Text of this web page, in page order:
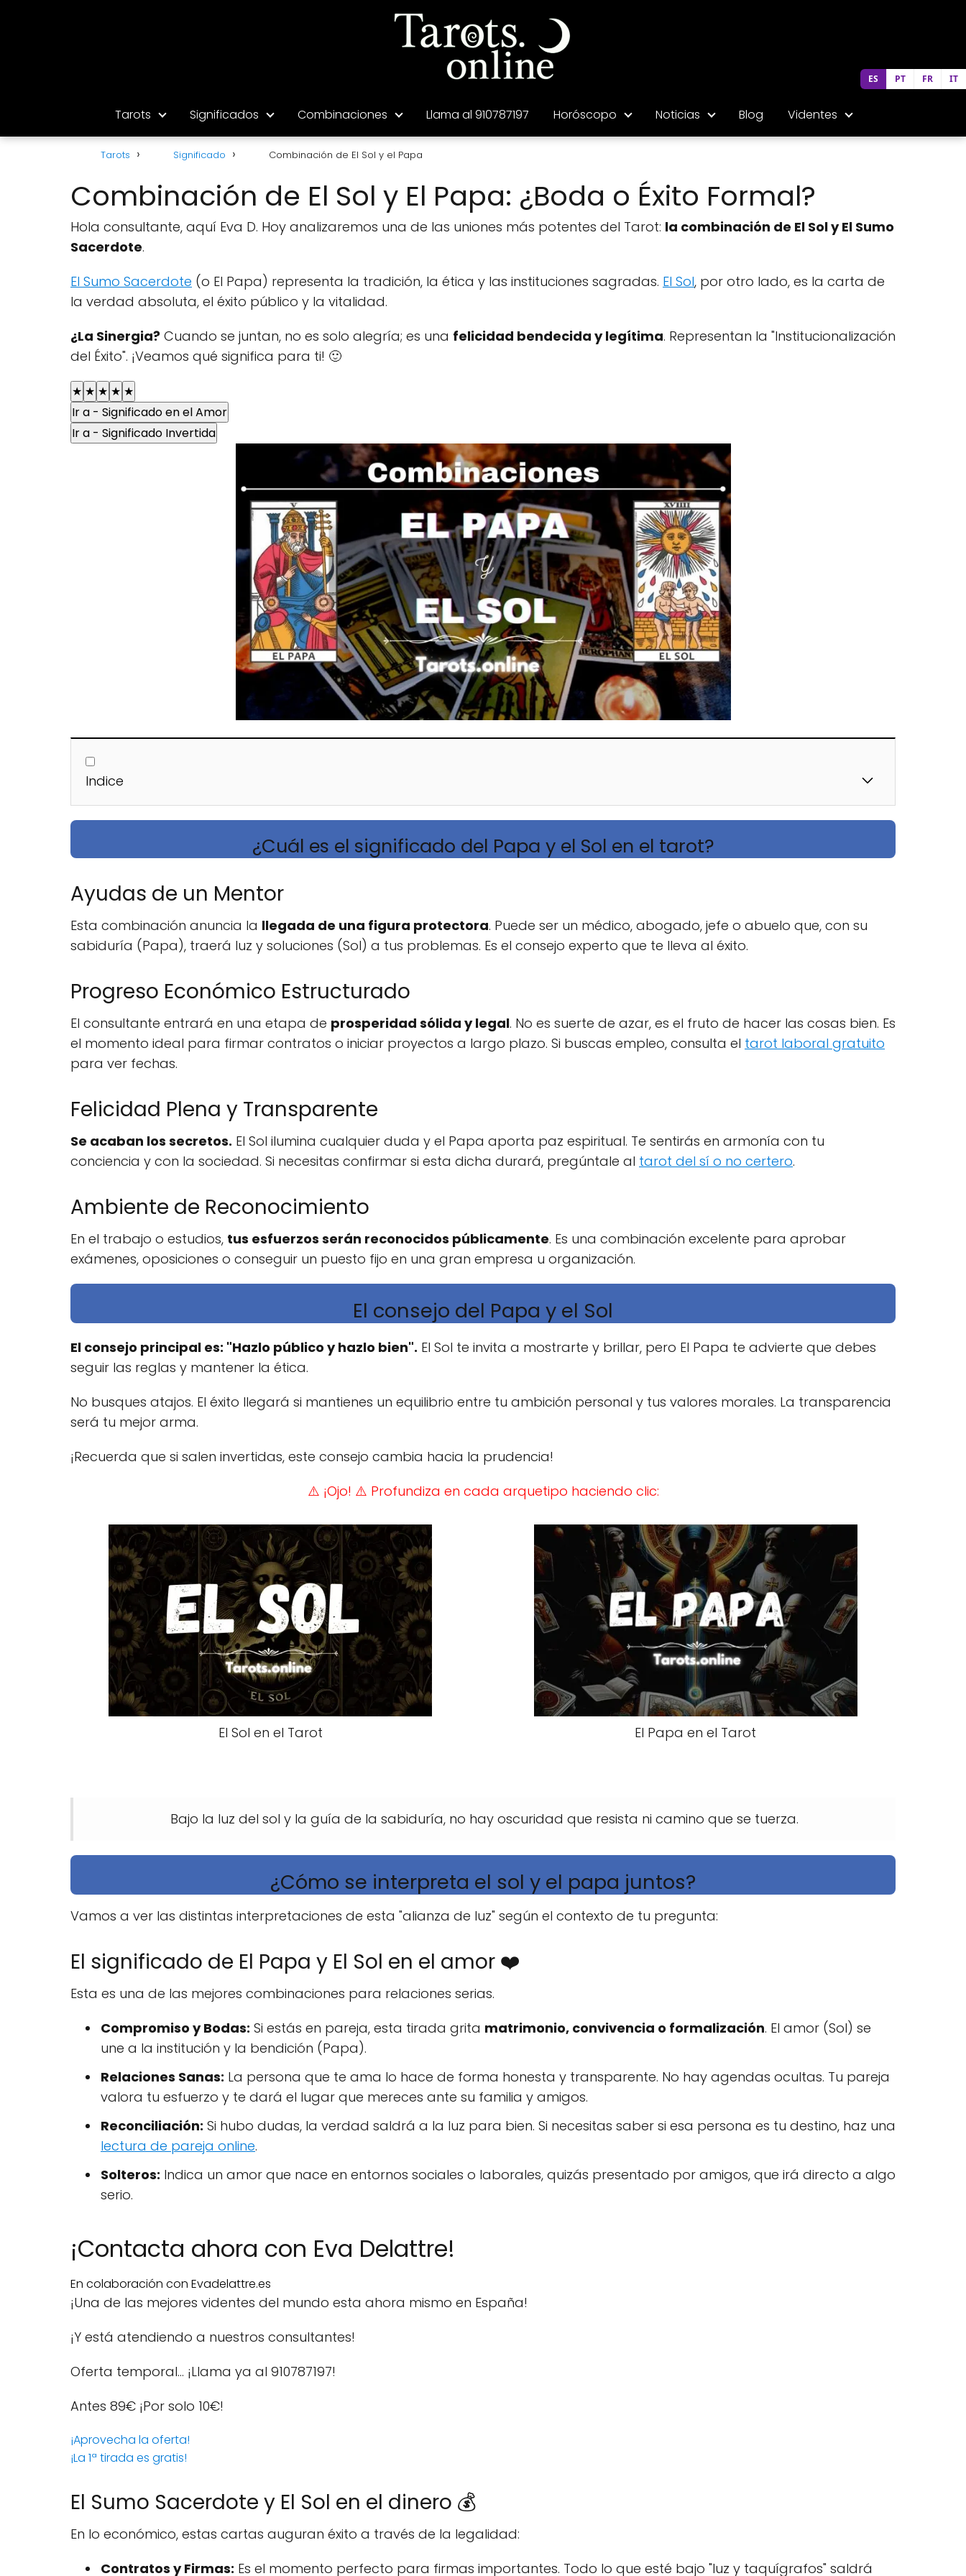
Tarots Significados Combinaciones Llama al 910787197 Horóscopo Noticias Blog Videntes
Tarots Significado Combinación de El Sol y el Papa
Combinación de El Sol y El Papa: ¿Boda o Éxito Formal?
Hola consultante, aquí Eva D. Hoy analizaremos una de las uniones más potentes del Tarot: la combinación de El Sol y El Sumo
Sacerdote.
El Sumo Sacerdote (o El Papa) representa la tradición, la ética y las instituciones sagradas. El Sol, por otro lado, es la carta de
la verdad absoluta, el éxito público y la vitalidad.
¿La Sinergia? Cuando se juntan, no es solo alegría; es una felicidad bendecida y legítima. Representan la "Institucionalización
del Éxito". ¡Veamos qué significa para ti! 🙂
★ ★ ★ ★ ★
Ir a - Significado en el Amor
Ir a - Significado Invertida
Indice
¿Cuál es el significado del Papa y el Sol en el tarot?
Ayudas de un Mentor
Esta combinación anuncia la llegada de una figura protectora. Puede ser un médico, abogado, jefe o abuelo que, con su
sabiduría (Papa), traerá luz y soluciones (Sol) a tus problemas. Es el consejo experto que te lleva al éxito.
Progreso Económico Estructurado
El consultante entrará en una etapa de prosperidad sólida y legal. No es suerte de azar, es el fruto de hacer las cosas bien. Es
el momento ideal para firmar contratos o iniciar proyectos a largo plazo. Si buscas empleo, consulta el tarot laboral gratuito
para ver fechas.
Felicidad Plena y Transparente
Se acaban los secretos. El Sol ilumina cualquier duda y el Papa aporta paz espiritual. Te sentirás en armonía con tu
conciencia y con la sociedad. Si necesitas confirmar si esta dicha durará, pregúntale al tarot del sí o no certero.
Ambiente de Reconocimiento
En el trabajo o estudios, tus esfuerzos serán reconocidos públicamente. Es una combinación excelente para aprobar
exámenes, oposiciones o conseguir un puesto fijo en una gran empresa u organización.
El consejo del Papa y el Sol
El consejo principal es: "Hazlo público y hazlo bien". El Sol te invita a mostrarte y brillar, pero El Papa te advierte que debes
seguir las reglas y mantener la ética.
No busques atajos. El éxito llegará si mantienes un equilibrio entre tu ambición personal y tus valores morales. La transparencia
será tu mejor arma.
¡Recuerda que si salen invertidas, este consejo cambia hacia la prudencia!
⚠️ ¡Ojo! ⚠️ Profundiza en cada arquetipo haciendo clic:
El Sol en el Tarot El Papa en el Tarot
Bajo la luz del sol y la guía de la sabiduría, no hay oscuridad que resista ni camino que se tuerza.
¿Cómo se interpreta el sol y el papa juntos?
Vamos a ver las distintas interpretaciones de esta "alianza de luz" según el contexto de tu pregunta:
El significado de El Papa y El Sol en el amor ❤️
Esta es una de las mejores combinaciones para relaciones serias.
Compromiso y Bodas: Si estás en pareja, esta tirada grita matrimonio, convivencia o formalización. El amor (Sol) se
une a la institución y la bendición (Papa).
Relaciones Sanas: La persona que te ama lo hace de forma honesta y transparente. No hay agendas ocultas. Tu pareja
valora tu esfuerzo y te dará el lugar que mereces ante su familia y amigos.
Reconciliación: Si hubo dudas, la verdad saldrá a la luz para bien. Si necesitas saber si esa persona es tu destino, haz una
lectura de pareja online.
Solteros: Indica un amor que nace en entornos sociales o laborales, quizás presentado por amigos, que irá directo a algo
serio.
¡Contacta ahora con Eva Delattre!
En colaboración con Evadelattre.es
¡Una de las mejores videntes del mundo esta ahora mismo en España!
¡Y está atendiendo a nuestros consultantes!
Oferta temporal… ¡Llama ya al 910787197!
Antes 89€ ¡Por solo 10€!
¡Aprovecha la oferta!
¡La 1ª tirada es gratis!
El Sumo Sacerdote y El Sol en el dinero 💰
En lo económico, estas cartas auguran éxito a través de la legalidad:
Contratos y Firmas: Es el momento perfecto para firmas importantes. Todo lo que esté bajo "luz y taquígrafos" saldrá
ES PT FR IT